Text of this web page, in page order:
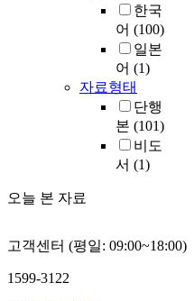
한국
어 (100)
일본
어 (1)
자료형태
단행
본 (101)
비도
서 (1)
오늘 본 자료
고객센터 (평일: 09:00~18:00)
1599-3122